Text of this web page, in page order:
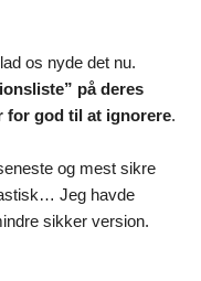
os nyde det nu.
på deres
for god til at ignorere.
og mest sikre
Jeg havde
sikker version.